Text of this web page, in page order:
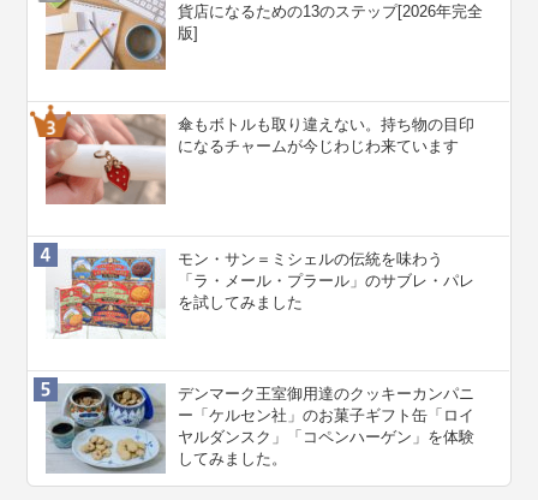
貨店になるための13のステップ[2026年完全
版]
傘もボトルも取り違えない。持ち物の目印
になるチャームが今じわじわ来ています
モン・サン＝ミシェルの伝統を味わう
「ラ・メール・プラール」のサブレ・パレ
を試してみました
デンマーク王室御用達のクッキーカンパニ
ー「ケルセン社」のお菓子ギフト缶「ロイ
ヤルダンスク」「コペンハーゲン」を体験
してみました。